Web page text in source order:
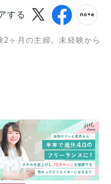
する
2ヶ月の主婦。未経験から